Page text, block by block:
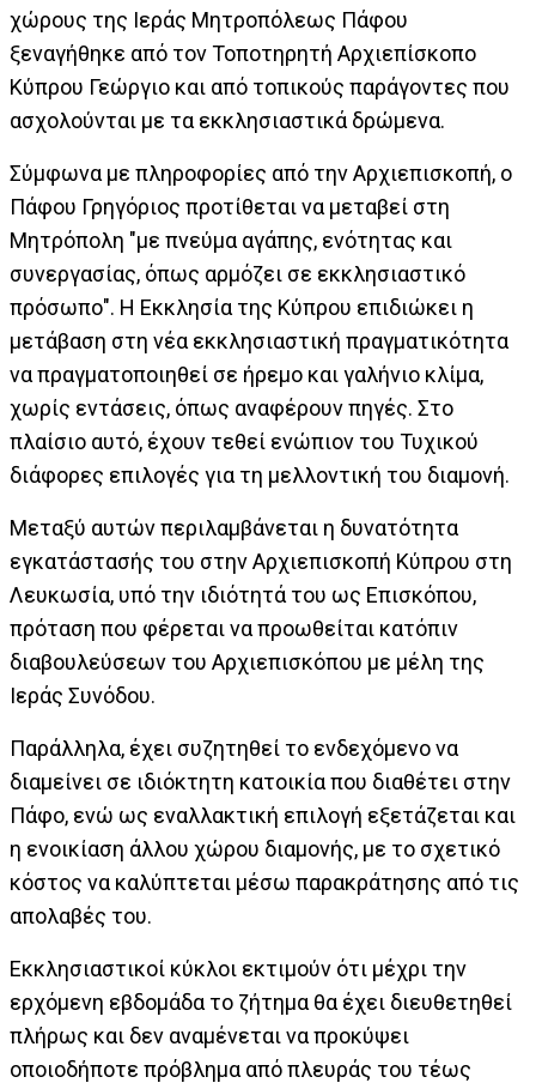
χώρους της Ιεράς Μητροπόλεως Πάφου
ξεναγήθηκε από τον Τοποτηρητή Αρχιεπίσκοπο
Κύπρου Γεώργιο και από τοπικούς παράγοντες που
ασχολούνται με τα εκκλησιαστικά δρώμενα.
Σύμφωνα με πληροφορίες από την Αρχιεπισκοπή, ο
Πάφου Γρηγόριος προτίθεται να μεταβεί στη
Μητρόπολη "με πνεύμα αγάπης, ενότητας και
συνεργασίας, όπως αρμόζει σε εκκλησιαστικό
πρόσωπο". Η Εκκλησία της Κύπρου επιδιώκει η
μετάβαση στη νέα εκκλησιαστική πραγματικότητα
να πραγματοποιηθεί σε ήρεμο και γαλήνιο κλίμα,
χωρίς εντάσεις, όπως αναφέρουν πηγές. Στο
πλαίσιο αυτό, έχουν τεθεί ενώπιον του Τυχικού
διάφορες επιλογές για τη μελλοντική του διαμονή.
Μεταξύ αυτών περιλαμβάνεται η δυνατότητα
εγκατάστασής του στην Αρχιεπισκοπή Κύπρου στη
Λευκωσία, υπό την ιδιότητά του ως Επισκόπου,
πρόταση που φέρεται να προωθείται κατόπιν
διαβουλεύσεων του Αρχιεπισκόπου με μέλη της
Ιεράς Συνόδου.
Παράλληλα, έχει συζητηθεί το ενδεχόμενο να
διαμείνει σε ιδιόκτητη κατοικία που διαθέτει στην
Πάφο, ενώ ως εναλλακτική επιλογή εξετάζεται και
η ενοικίαση άλλου χώρου διαμονής, με το σχετικό
κόστος να καλύπτεται μέσω παρακράτησης από τις
απολαβές του.
Εκκλησιαστικοί κύκλοι εκτιμούν ότι μέχρι την
ερχόμενη εβδομάδα το ζήτημα θα έχει διευθετηθεί
πλήρως και δεν αναμένεται να προκύψει
οποιοδήποτε πρόβλημα από πλευράς του τέως